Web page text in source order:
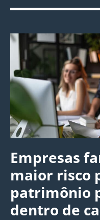
Empresas
maior risco
patrimônio
dentro de